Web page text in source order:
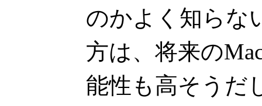
のかよく知らな
方は、将来の
能性も高そうだ